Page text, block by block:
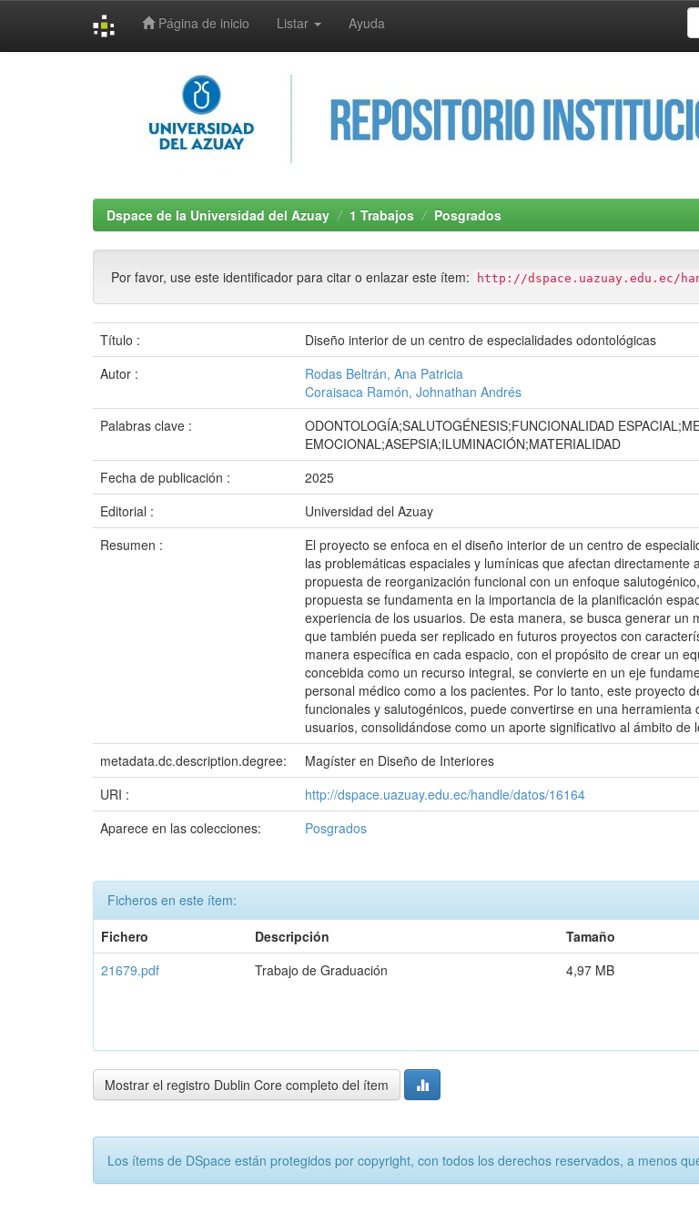
Página de inicio Listar Ayuda
Dspace de la Universidad del Azuay 1 Trabajos Posgrados
Por favor, use este identificador para citar o enlazar este ítem: http://dspace.uazuay.edu.ec/
Título :
Diseño interior de un centro de especialidades odontológicas
Autor :
Rodas Beltrán, Ana Patricia
Coraisaca Ramón, Johnathan Andrés
Palabras clave :
ODONTOLOGÍA;SALUTOGÉNESIS;FUNCIONALIDAD
EMOCIONAL;ASEPSIA;ILUMINACIÓN;MATERIALIDAD
Fecha de publicación :
2025
Editorial :
Universidad del Azuay
Resumen :
El proyecto se enfoca en el diseño interior de un centro de
las problemáticas espaciales y lumínicas que afectan
propuesta de reorganización funcional con un enfoque
propuesta se fundamenta en la importancia de la planificación
experiencia de los usuarios. De esta manera, se busca generar
que también pueda ser replicado en futuros proyectos con
manera específica en cada espacio, con el propósito de crear un
concebida como un recurso integral, se convierte en un eje
personal médico como a los pacientes. Por lo tanto, este proyecto
funcionales y salutogénicos, puede convertirse en una
usuarios, consolidándose como un aporte significativo al ámbito de
metadata.dc.description.degree:
Magíster en Diseño de Interiores
URI :
http://dspace.uazuay.edu.ec/handle/datos/16164
Aparece en las colecciones:
Posgrados
Ficheros en este ítem:
Fichero
Descripción Tamaño
21679.pdf
Trabajo de Graduación 4,97 MB
Mostrar el registro Dublin Core completo del ítem
Los ítems de DSpace están protegidos por copyright, con todos los derechos reservados, a menos